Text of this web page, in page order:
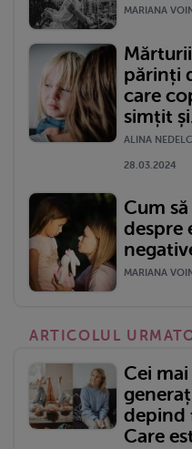
MARIANA
părinți
care
simțit
ALINA
28.03.2024
Cum
despre
MARIANA
ARTICOLUL
Cei
depind
Care